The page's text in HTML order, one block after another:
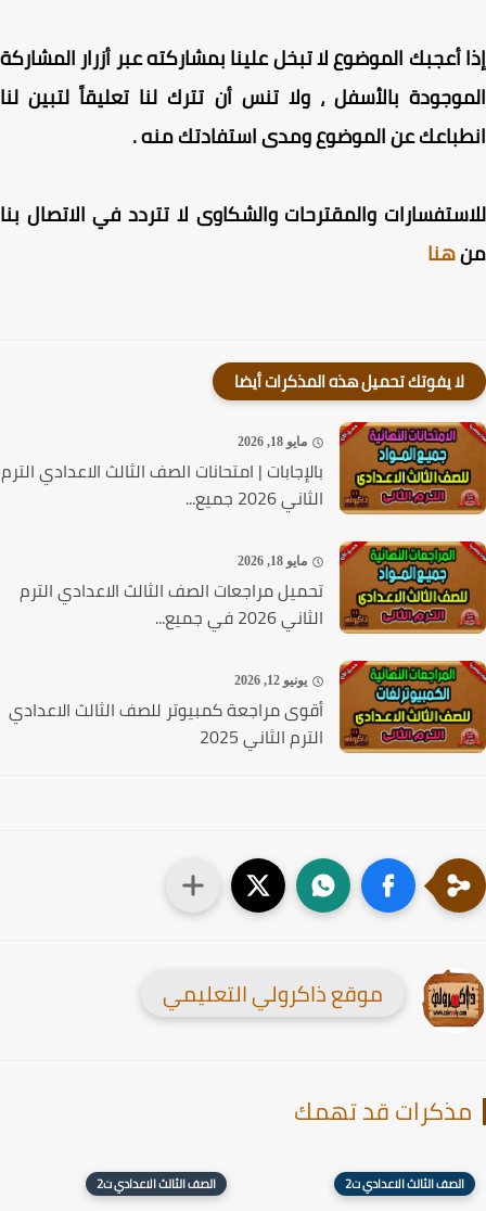
أعجبك الموضوع لا تبخل علينا بمشاركته عبر أزرار المشاركة
بالأسفل ، ولا تنس أن تترك لنا تعليقاً لتبين لنا
عن الموضوع ومدى استفادتك منه .
والمقترحات والشكاوى لا تتردد في الاتصال بنا
هنا
لا يفوتك تحميل هذه المذكرات أيضا
مايو 18, 2026
بالإجابات | امتحانات الصف الثالث الاعدادي الترم
الثاني 2026 جميع...
مايو 18, 2026
تحميل مراجعات الصف الثالث الاعدادي الترم
الثاني 2026 في جميع...
يونيو 12, 2026
أقوى مراجعة كمبيوتر للصف الثالث الاعدادي
الترم الثاني 2025
موقع ذاكرولي التعليمي
قد تهمك
الصف الثالث الاعدادي ت2 الصف الثالث الاعدادي ت2